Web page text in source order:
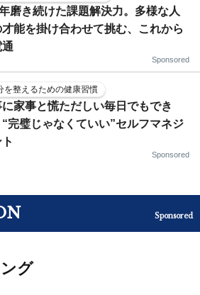
磨き続けた課題解決力。多様な人
才能を掛け合わせて挑む、これから
Sponsored
を整えるための健康習慣
家事と慌ただしい毎日でもでき
“完璧じゃなくていい”セルフマネジ
Sponsored
Sponsored
グ